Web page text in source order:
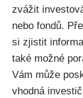
zvážit
nebo fondů.
si zjistit
také možné
Vám může
vhodná